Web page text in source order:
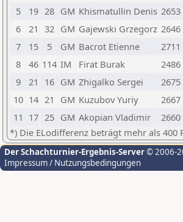
5
19 28 GM Khismatullin Denis 2653
6
21 32 GM Gajewski Grzegorz 2646
7
15 5 GM Bacrot Etienne 2711
8
46 114 IM Firat Burak 2486
9
21 16 GM Zhigalko Sergei 2675
10 14 21 GM Kuzubov Yuriy 2667
11 17 25 GM Akopian Vladimir 2660
*) Die ELodifferenz beträgt mehr als 400
Der Schachturnier-Ergebnis-Server© 2006-
Impressum / Nutzungsbedingungen